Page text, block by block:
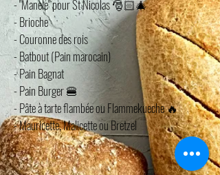
- "Manele" pour St Nicolas 🎅🏻🎄
-Brioche
-Couronne des rois
- Batbout (Pain marocain)
- Pain Bagnat
-Pain Burger 🍔
-Pâte à tarte flambée ou Flammekueche 🔥
-Mauricette, Malicette ou Bretzel